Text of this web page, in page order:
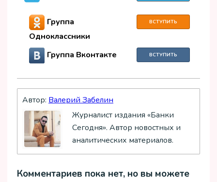
Группа
Одноклассники
ВСТУПИТЬ
Группа Вконтакте ВСТУПИТЬ
Автор: Валерий Забелин
Журналист издания «Банки
Сегодня». Автор новостных и
аналитических материалов.
Комментариев пока нет, но вы можете